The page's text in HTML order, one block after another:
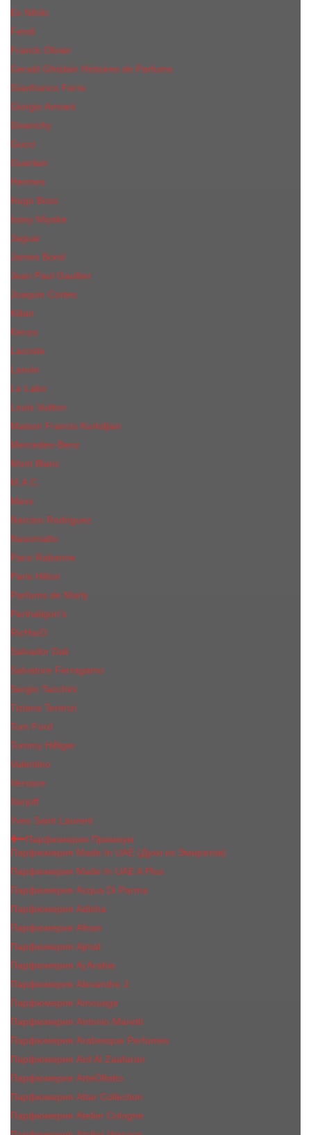
Ex Nihilo
Fendi
Franck Olivier
Gerald Ghislain Histoires de Parfums
Gianfranco Ferre
Giorgio Armani
Givenchy
Gucci
Guerlain
Hermes
Hugo Boss
Issey Miyake
Jaguar
James Bond
Jean Paul Gaultier
Joaquin Сortes
Kilian
Kenzo
Lacoste
Lanvin
Le Labo
Louis Vuitton
Maison Francis Kurkdjian
Mercedes-Benz
Mont Blanc
M.А.C.
Mexx
Narciso Rodriguez
Nasomatto
Paco Rabanne
Paris Hilton
Parfums de Marly
Penhaligon​'s
RicHarD
Salvador Dali
Salvatore Ferragamo
Sergio Tacchini
Tiziana Terenzi
Tom Ford
Tommy Hilfiger
Valentino
Versace
Xerjoff
Yves Saint Laurent
Парфюмерия Премиум
Парфюмерия Made In UAE (Духи из Эмиратов)
Парфюмерия Made In UAE A Plus
Парфюмерия Acqua Di Parma
Парфюмерия Adisha
Парфюмерия Afnan
Парфюмерия Ajmal
Парфюмерия Aj Arabia
Парфюмерия Alexandre J.
Парфюмерия Amouage
Парфюмерия Antonio Maretti
Парфюмерия Arabesque Perfumes
Парфюмерия Ard Al Zaafaran
Парфюмерия ArteOlfatto
Парфюмерия Attar Collection
Парфюмерия Atelier Cologne